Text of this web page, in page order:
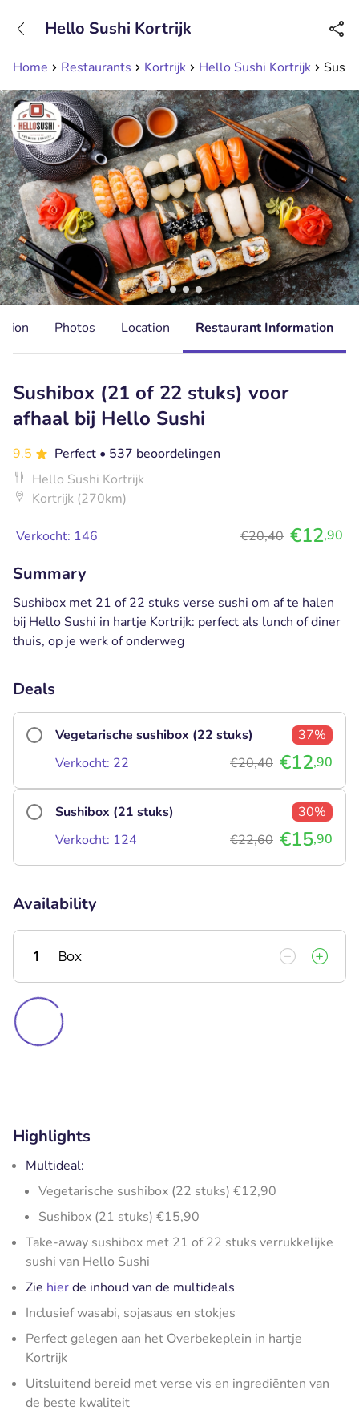
Available until 23:00
Home Restaurants Kortrijk Hello Sushi Kortrijk
Hello Sushi Kortrijk
Photos Location Restaurant Information
Sushibox (21 of 22 stuks) voor
afhaal bij Hello Sushi
9.5 Perfect • 537 beoordelingen
Hello Sushi Kortrijk
Kortrijk (270km)
Verkocht: 146 €20,40 €12,90
Summary
Sushibox met 21 of 22 stuks verse sushi om af te halen
bij Hello Sushi in hartje Kortrijk: perfect als lunch of diner
thuis, op je werk of onderweg
Deals
Vegetarische sushibox (22 stuks)
37%
Verkocht: 22
€20,40 €12,90
Sushibox (21 stuks)
30%
Verkocht: 124
€22,60 €15,90
Availability
1 Box
Highlights
Multideal:
Vegetarische sushibox (22 stuks) €12,90
Sushibox (21 stuks) €15,90
Take-away sushibox met 21 of 22 stuks verrukkelijke
sushi van Hello Sushi
Zie hierde inhoud van de multideals
Inclusief wasabi, sojasaus en stokjes
Perfect gelegen aan het Overbekeplein in hartje
Kortrijk
Uitsluitend bereid met verse vis en ingrediënten van
de beste kwaliteit